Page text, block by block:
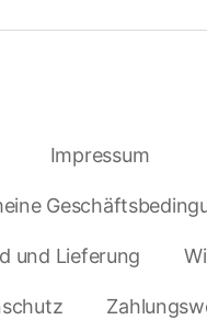
Impressum
und Lieferung